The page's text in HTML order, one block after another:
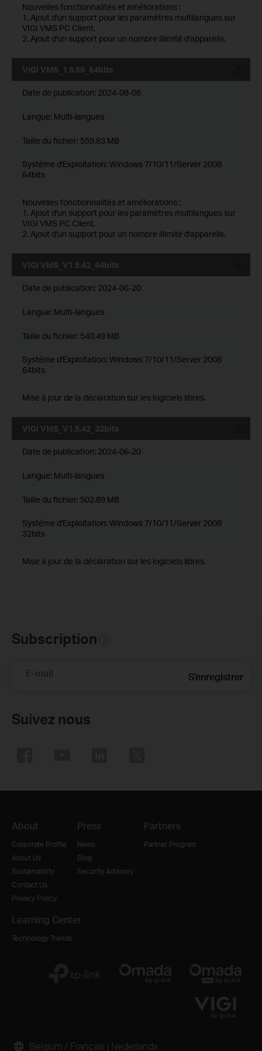
Nouvelles fonctionnalités et améliorations :
1. Ajout d'un support pour les paramètres multilangues sur
VIGI VMS PC Client.
2. Ajout d'un support pour un nombre illimité d'appareils.
VIGI VMS_1.5.56_64bits
Date de publication: 2024-08-08
Langue: Multi-langues
Taille du fichier: 559.83 MB
Système d'Exploitation: Windows 7/10/11/Server 2008
64bits
Nouvelles fonctionnalités et améliorations :
1. Ajout d'un support pour les paramètres multilangues sur
VIGI VMS PC Client.
2. Ajout d'un support pour un nombre illimité d'appareils.
VIGI VMS_V1.5.42_64bits
Date de publication: 2024-06-20
Langue: Multi-langues
Taille du fichier: 540.49 MB
Système d'Exploitation: Windows 7/10/11/Server 2008
64bits
Mise à jour de la déclaration sur les logiciels libres.
VIGI VMS_V1.5.42_32bits
Date de publication: 2024-06-20
Langue: Multi-langues
Taille du fichier: 502.89 MB
Système d'Exploitation: Windows 7/10/11/Server 2008
32bits
Mise à jour de la déclaration sur les logiciels libres.
Subscription
E-mail S'enregistrer
Suivez nous
About
Corporate Profile
About Us
Sustainability
Contact Us
Privacy Policy
Press
News
Blog
Security Advisory
Partners
Partner Program
Learning Center
Technology Trends
Belgium / Français | Nederlands